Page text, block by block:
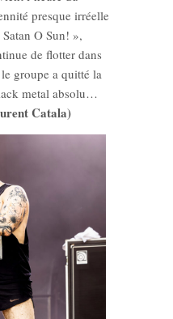
presque irréelle
O Sun! »,
de flotter dans
groupe a quitté la
metal absolu…
Catala)